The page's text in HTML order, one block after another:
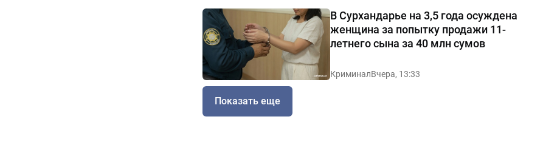
В Сурхандарье на 3,5 года осуждена
женщина за попытку продажи 11-
летнего сына за 40 млн сумов
КриминалВчера, 13:33
Показать еще